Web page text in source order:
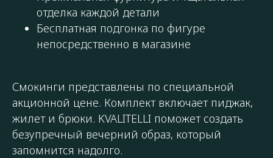
отделка каждой детали
Бесплатная подгонка по фигуре
непосредственно в магазине
Смокинги представлены по специальной
акционной цене. Комплект включает пиджак,
жилет и брюки. KVALITELLI поможет создать
безупречный вечерний образ, который
запомнится надолго.